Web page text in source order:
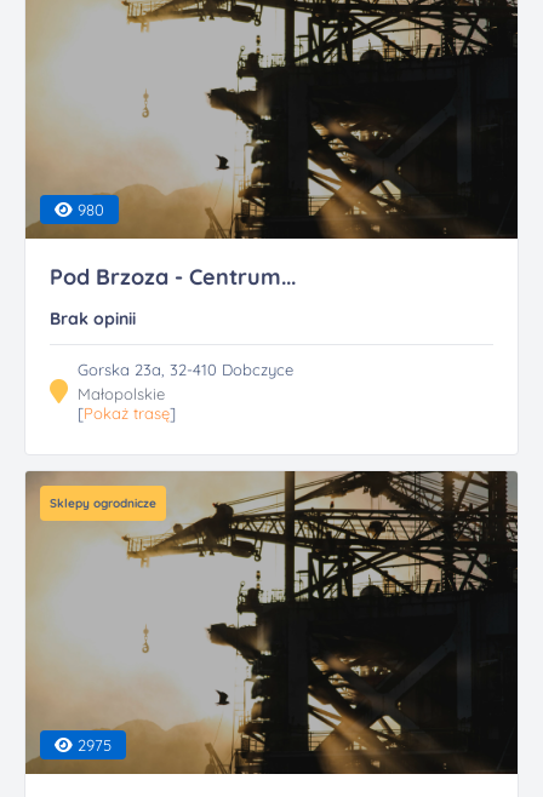
980
Pod Brzoza - Centrum...
Brak opinii
Gorska 23a, 32-410 Dobczyce
Małopolskie
[Pokaż trasę]
Sklepy ogrodnicze
2975